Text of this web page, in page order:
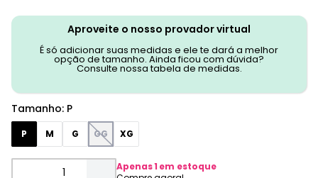
Aproveite o nosso provador virtual
É só adicionar suas medidas e ele te dará a melhor
opção de tamanho. Ainda ficou com dúvida?
Consulte nossa tabela de medidas.
Tamanho: P
P M G GG XG
Apenas1 em estoque